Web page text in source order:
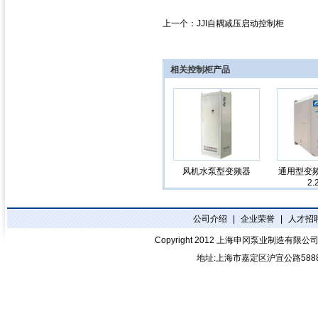
上一个： JJI自耦减压启动控制柜
相关控制柜产品
风机水泵型变频器
通用型变
公司介绍 企业荣誉 人才招
Copyright 2012 上海申冈泵业制造有限公司
地址:上海市嘉定区沪宜公路